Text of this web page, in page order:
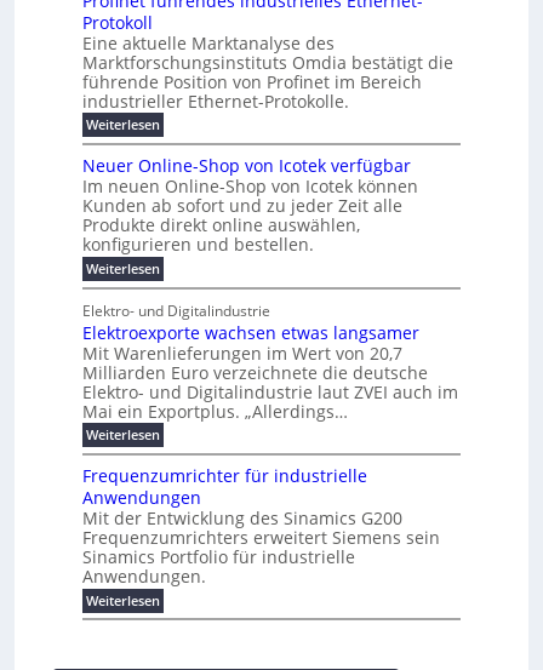
i
e
r
B
ü
r
o
k
r
a
t
i
e
u
n
g
e
n
t
l
e
s
t
e
n
a
E
h
e
r
c
a
t
P
l
u
F
e
s
t
e
t
e
r
e
s
K
a
b
l
m
a
n
g
m
e
n
t
e
2
0
%
i
m
e
r
s
e
n
H
a
l
b
a
h
r
2
0
2
6
w
i
r
d
e
e
W
a
g
o
-
C
E
6
W
i
n
k
e
l
s
t
e
c
k
e
r
ü
S
t
r
ö
m
e
b
i
s
5
A
Protokoll
Eine aktuelle Marktanalyse des
Marktforschungsinstituts Omdia bestätigt die
führende Position von Profinet im Bereich
industrieller Ethernet-Protokolle.
Weiterlesen:
P
r
o
i
n
e
t
f
ü
h
r
e
n
d
e
s
i
n
u
s
t
r
i
e
l
l
e
t
Neuer Online-Shop von Icotek verfügbar
Im neuen Online-Shop von Icotek können
Kunden ab sofort und zu jeder Zeit alle
Produkte direkt online auswählen,
konfigurieren und bestellen.
Weiterlesen:
N
u
e
r
O
n
l
i
n
e
-
S
h
o
p
v
o
n
I
c
Elektro- und Digitalindustrie
Elektroexporte wachsen etwas langsamer
Mit Warenlieferungen im Wert von 20,7
Milliarden Euro verzeichnete die deutsche
Elektro- und Digitalindustrie laut ZVEI auch im
Mai ein Exportplus. „Allerdings…
Weiterlesen:
E
e
k
t
r
o
e
x
p
o
Frequenzumrichter für industrielle
Anwendungen
Mit der Entwicklung des Sinamics G200
Frequenzumrichters erweitert Siemens sein
Sinamics Portfolio für industrielle
Anwendungen.
Weiterlesen:
F